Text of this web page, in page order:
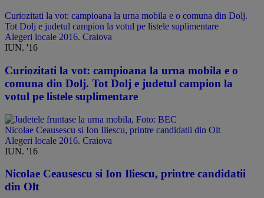
Curiozitati la vot: campioana la urna mobila e o comuna din Dolj.
Tot Dolj e judetul campion la votul pe listele suplimentare
Alegeri locale 2016. Craiova
IUN. '16
Curiozitati la vot: campioana la urna mobila e o
comuna din Dolj. Tot Dolj e judetul campion la
votul pe listele suplimentare
Nicolae Ceausescu si Ion Iliescu, printre candidatii din Olt
Alegeri locale 2016. Craiova
IUN. '16
Nicolae Ceausescu si Ion Iliescu, printre candidatii
din Olt